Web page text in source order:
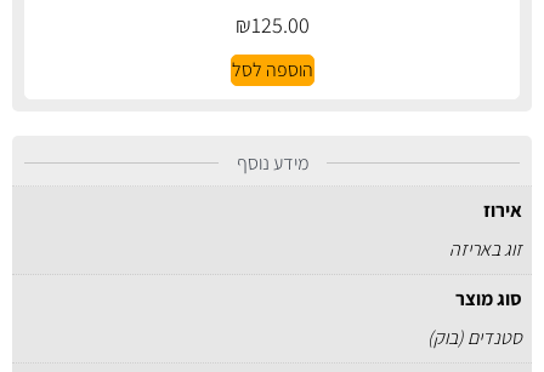
₪125.00
הוספה לסל
מידע נוסף
אירוז
זוג באריזה
סוג מוצר
סטנדים (בוק)